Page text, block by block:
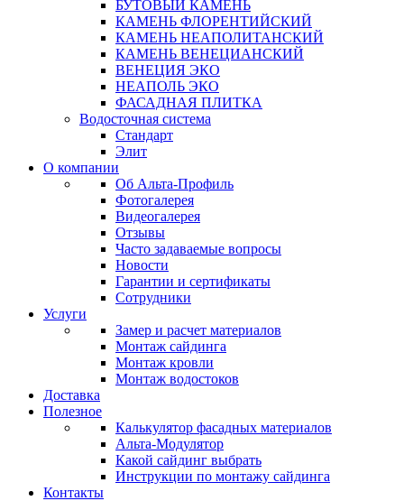
БУТОВЫЙ КАМЕНЬ
КАМЕНЬ ФЛОРЕНТИЙСКИЙ
КАМЕНЬ НЕАПОЛИТАНСКИЙ
КАМЕНЬ ВЕНЕЦИАНСКИЙ
ВЕНЕЦИЯ ЭКО
НЕАПОЛЬ ЭКО
ФАСАДНАЯ ПЛИТКА
Водосточная система
Стандарт
Элит
О компании
Об Альта-Профиль
Фотогалерея
Видеогалерея
Отзывы
Часто задаваемые вопросы
Новости
Гарантии и сертификаты
Сотрудники
Услуги
Замер и расчет материалов
Монтаж сайдинга
Монтаж кровли
Монтаж водостоков
Доставка
Полезное
Калькулятор фасадных материалов
Альта-Модулятор
Какой сайдинг выбрать
Инструкции по монтажу сайдинга
Контакты